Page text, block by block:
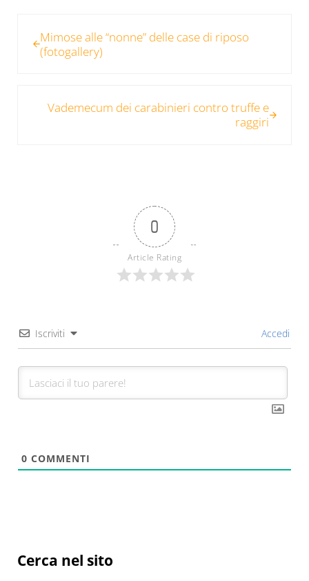
Mimose alle “nonne” delle case di riposo
(fotogallery)
Vademecum dei carabinieri contro truffe e
raggiri
0
Article Rating
Iscriviti Accedi
0 COMMENTI
Sidebar
Cerca nel sito